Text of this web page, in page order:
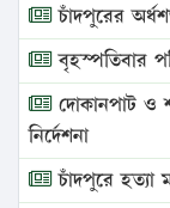
চাঁদপুরের
বৃহস্পতিবার
দোকানপাট ও
নির্দেশনা
চাঁদপুরে হত্যা